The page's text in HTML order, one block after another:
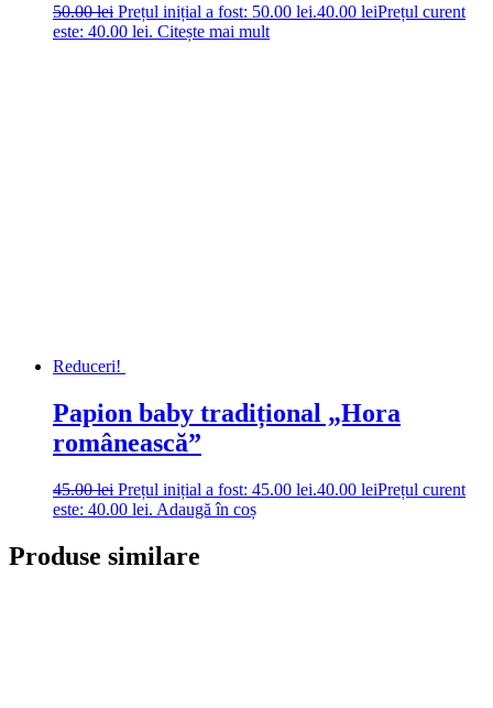
50.00lei Prețul inițial a fost: 50.00 lei.40.00 leiPrețul curent
este: 40.00 lei. Citește mai mult
Reduceri!
Papion baby tradițional „Hora
românească”
45.00lei Prețul inițial a fost: 45.00 lei.40.00 leiPrețul curent
este: 40.00 lei. Adaugă în coș
Produse similare